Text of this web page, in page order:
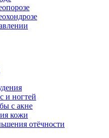
и ногтей
с акне
кожи
отёчности